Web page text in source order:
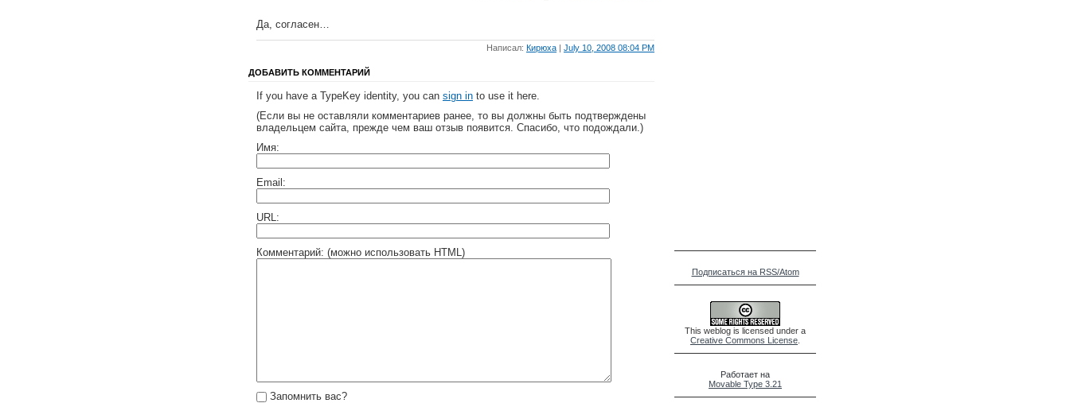
Да, согласен…
Написал: Кирюха | July 10, 2008 08:04 PM
ДОБАВИТЬ КОММЕНТАРИЙ
If you have a TypeKey identity, you can sign in to use it here.
(Если вы не оставляли комментариев ранее, то вы должны быть подтверждены
владельцем сайта, прежде чем ваш отзыв появится. Спасибо, что подождали.)
Имя:
Email:
URL:
Комментарий: (можно использовать HTML)
Запомнить вас?
Подписаться на RSS/Atom
This weblog is licensed under a
Creative Commons License
Работает на
Movable Type 3.21